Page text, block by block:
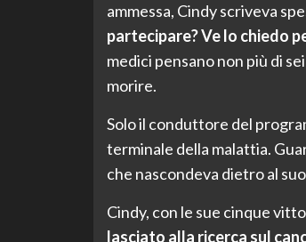
ammessa, Cindy scriveva
partecipare? Ve lo chiedo
medici pensano non più di
morire.
Solo il conduttore del
terminale della malattia.
che nascondeva dietro al
Cindy, con le sue cinque
lasciato alla ricerca sul